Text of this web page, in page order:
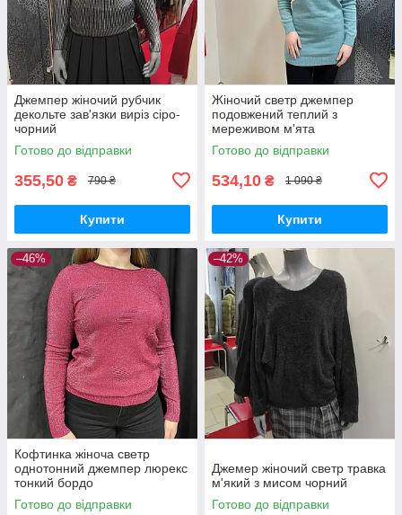
Джемпер жіночий рубчик
декольте зав'язки виріз сіро-
чорний
Готово до відправки
355,50 ₴ 790 ₴
Купити
Жіночий светр джемпер
подовжений теплий з
мереживом м'ята
Готово до відправки
534,10 ₴ 1 090 ₴
Купити
–46%
Кофтинка жіноча светр
однотонний джемпер люрекс
тонкий бордо
Готово до відправки
–42%
Джемер жіночий светр травка
м'який з мисом чорний
Готово до відправки